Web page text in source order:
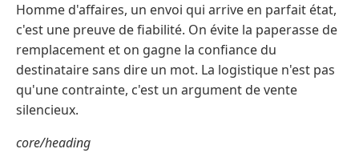
Homme d'affaires, un envoi qui arrive en parfait état,
c'est une preuve de fiabilité. On évite la paperasse de
remplacement et on gagne la confiance du
destinataire sans dire un mot. La logistique n'est pas
qu'une contrainte, c'est un argument de vente
silencieux.
core/heading